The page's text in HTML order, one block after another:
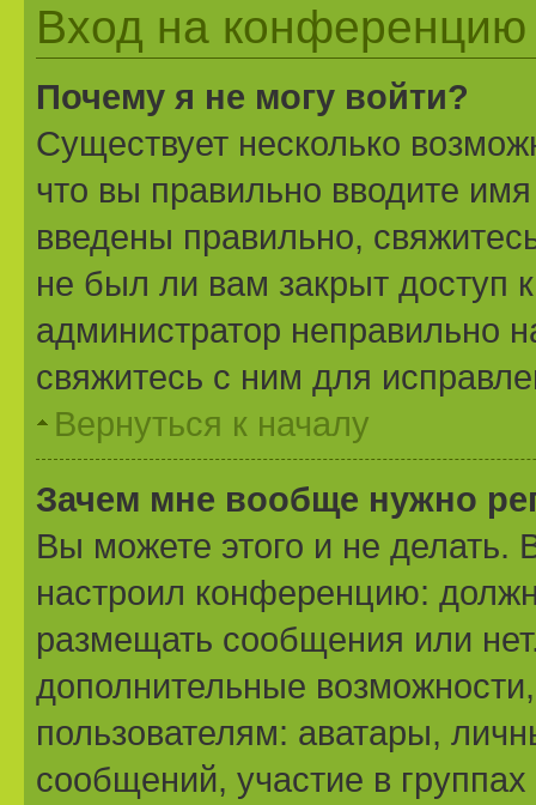
Вход на конференцию
Почему я не могу войти?
Существует несколько
что вы правильно вводите
введены правильно,
не был ли вам закрыт доступ
администратор неправильно
свяжитесь с ним для
Вернуться к началу
Зачем мне вообще нужно
Вы можете этого и не делать.
настроил конференцию:
размещать сообщения или
дополнительные
пользователям: аватары,
сообщений, участие в